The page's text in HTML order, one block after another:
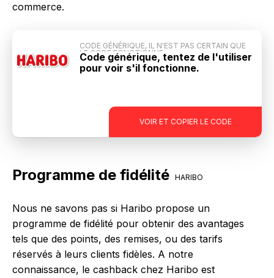
commerce.
VOIR ET COPIER LE CODE
CODE GÉNÉRIQUE, IL N'EST PAS CERTAIN QUE
LE CODE FONCTIONNE
Code générique, tentez de l'utiliser
pour voir s'il fonctionne.
Programme de fidélité HARIBO
Nous ne savons pas si Haribo propose un
programme de fidélité pour obtenir des avantages
tels que des points, des remises, ou des tarifs
réservés à leurs clients fidèles. A notre
connaissance, le cashback chez Haribo est